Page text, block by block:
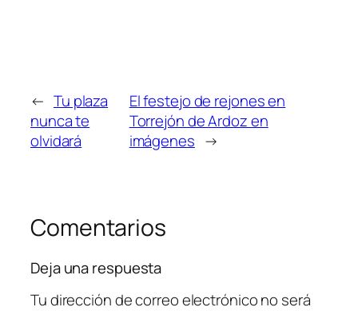
← Tu plaza
nunca te
olvidará
El festejo de rejones en
Torrejón de Ardoz en
imágenes →
Comentarios
Deja una respuesta
Tu dirección de correo electrónico no será